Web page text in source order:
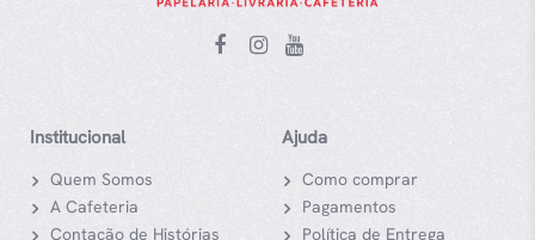
Institucional
Quem Somos
A Cafeteria
Contação de Histórias
Ajuda
Como comprar
Pagamentos
Política de Entrega